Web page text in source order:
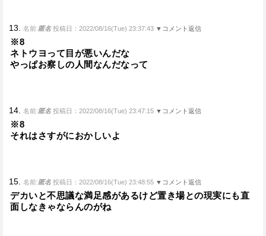
13. 名前:匿名 投稿日：2022/08/16(Tue) 23:37:43 ▼コメント返信
※8
ネトウヨって目が悪いんだな
やっぱお察しの人間なんだなって
14. 名前:匿名 投稿日：2022/08/16(Tue) 23:47:15 ▼コメント返信
※8
それはさすがにおかしいよ
15. 名前:匿名 投稿日：2022/08/16(Tue) 23:48:55 ▼コメント返信
デカいと不思議な満足感があるけど置き場との現実にも直
面しなきゃならんのがね